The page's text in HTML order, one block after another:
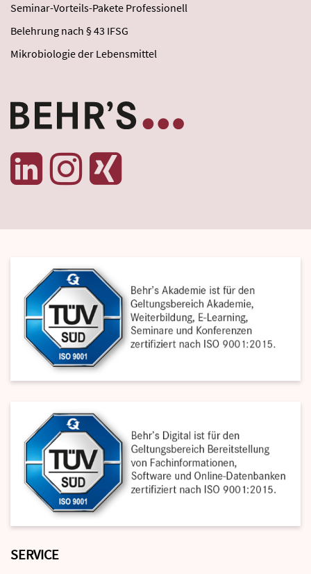
Seminar-Vorteils-Pakete Professionell
Belehrung nach § 43 IFSG
Mikrobiologie der Lebensmittel
SERVICE